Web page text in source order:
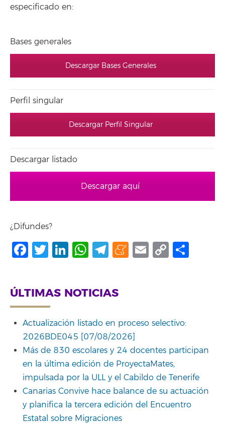
especificado en:
Bases generales
Descargar Bases Generales
Perfil singular
Descargar Perfil Singular
Descargar listado
Descargar aquí
¿Difundes?
Facebook
Twitter
LinkedIn
WhatsApp
Telegram
Meneame
Email
Copy
ÚLTIMAS NOTICIAS
Actualización listado en proceso selectivo:
2026BDE045 [07/08/2026]
Más de 830 escolares y 24 docentes participan
en la última edición de ProyectaMates,
impulsada por la ULL y el Cabildo de Tenerife
Canarias Convive hace balance de su actuación
y planifica la tercera edición del Encuentro
Estatal sobre Migraciones